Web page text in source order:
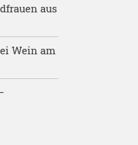
aus
Wein am